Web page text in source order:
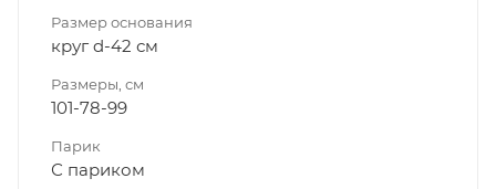
Размер основания
круг d-42 см
Размеры, см
101-78-99
Парик
С париком